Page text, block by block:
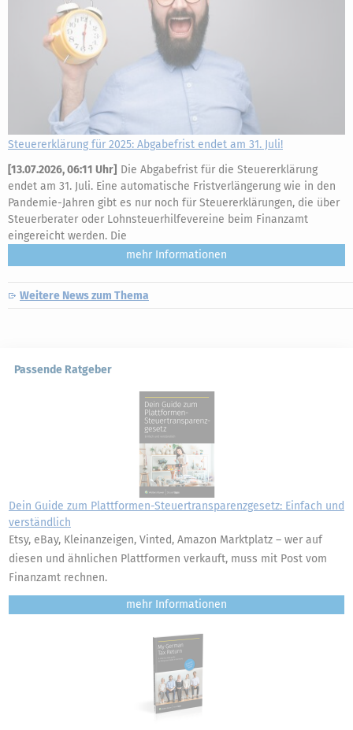
Steuererklärung für 2025: Abgabefrist endet am 31. Juli!
[13.07.2026, 06:11 Uhr] Die Abgabefrist für die Steuererklärung
endet am 31. Juli. Eine automatische Fristverlängerung wie in den
Pandemie-Jahren gibt es nur noch für Steuererklärungen, die über
Steuerberater oder Lohnsteuerhilfevereine beim Finanzamt
eingereicht werden. Die
mehr
Weitere News zum Thema
Passende Ratgeber
Dein Guide zum Plattformen-Steuertransparenzgesetz: Einfach und
verständlich
Etsy, eBay, Kleinanzeigen, Vinted, Amazon Marktplatz – wer auf
diesen und ähnlichen Plattformen verkauft, muss mit Post vom
Finanzamt rechnen.
mehr